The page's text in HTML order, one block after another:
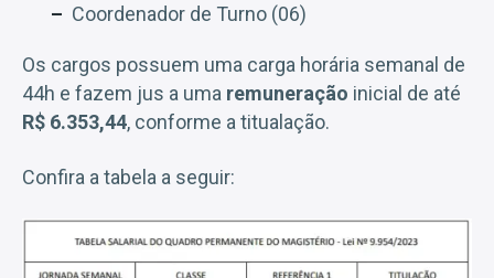
Coordenador de Turno (06)
Os cargos possuem uma carga horária semanal de
44h e fazem jus a uma remuneração inicial de até
R$ 6.353,44, conforme a titualação.
Confira a tabela a seguir: